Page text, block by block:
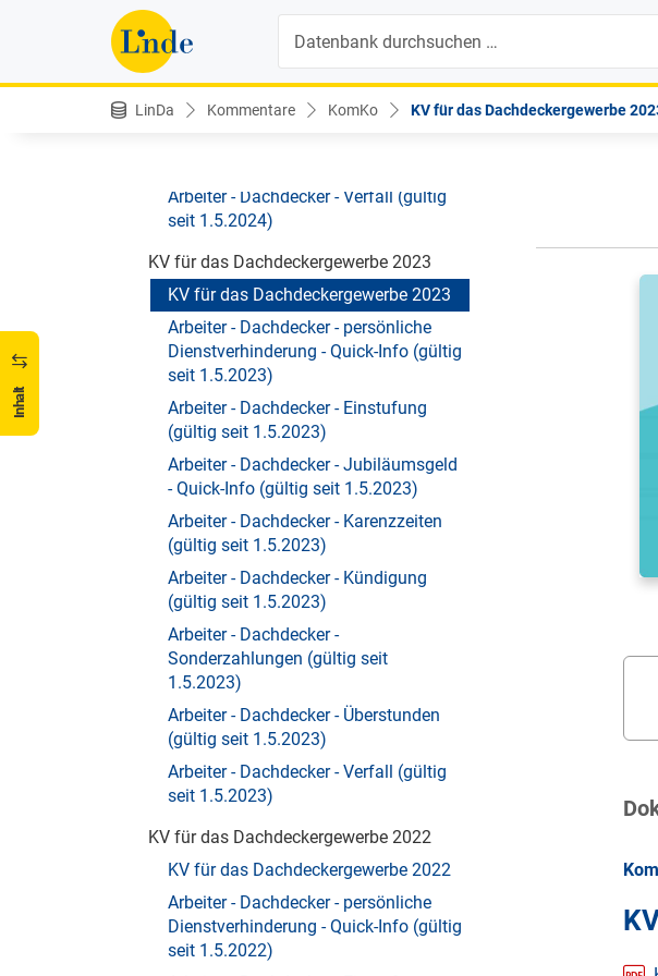
LinDa Kommentare KomKo KV für das Dachdeckergewerbe
Inhalt
(gültig seit 1.5.2024)
Arbeiter - Dachdecker -
Sonderzahlungen (gültig seit
1.5.2024)
Arbeiter - Dachdecker - Verfall (gültig
seit 1.5.2024)
KV für das Dachdeckergewerbe 2023
KV für das Dachdeckergewerbe 2023
Arbeiter - Dachdecker - persönliche
Dienstverhinderung - Quick-Info (gültig
seit 1.5.2023)
Arbeiter - Dachdecker - Einstufung
(gültig seit 1.5.2023)
Arbeiter - Dachdecker - Jubiläumsgeld
- Quick-Info (gültig seit 1.5.2023)
Arbeiter - Dachdecker - Karenzzeiten
(gültig seit 1.5.2023)
Arbeiter - Dachdecker - Kündigung
(gültig seit 1.5.2023)
Arbeiter - Dachdecker -
Sonderzahlungen (gültig seit
1.5.2023)
Arbeiter - Dachdecker - Überstunden
(gültig seit 1.5.2023)
Arbeiter - Dachdecker - Verfall (gültig
seit 1.5.2023)
KV für das Dachdeckergewerbe 2022
KV für das Dachdeckergewerbe 2022
Arbeiter - Dachdecker - persönliche
Dienstverhinderung - Quick-Info (gültig
seit 1.5.2022)